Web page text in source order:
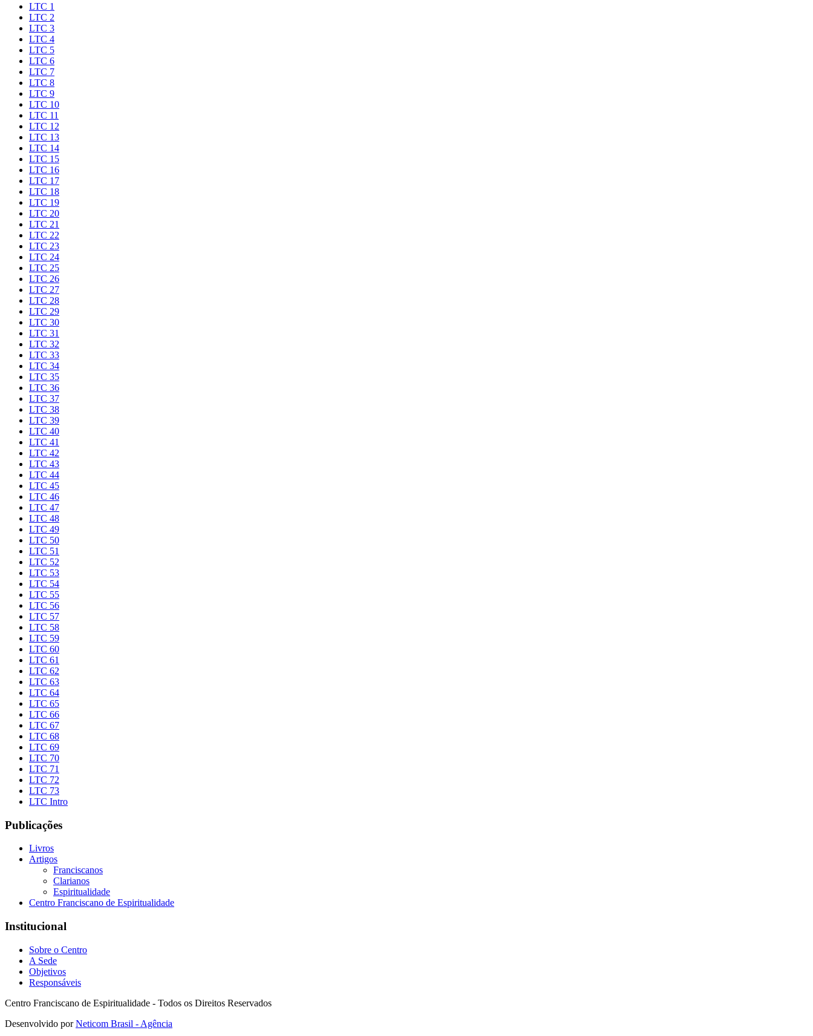
LTC 1
LTC 2
LTC 3
LTC 4
LTC 5
LTC 6
LTC 7
LTC 8
LTC 9
LTC 10
LTC 11
LTC 12
LTC 13
LTC 14
LTC 15
LTC 16
LTC 17
LTC 18
LTC 19
LTC 20
LTC 21
LTC 22
LTC 23
LTC 24
LTC 25
LTC 26
LTC 27
LTC 28
LTC 29
LTC 30
LTC 31
LTC 32
LTC 33
LTC 34
LTC 35
LTC 36
LTC 37
LTC 38
LTC 39
LTC 40
LTC 41
LTC 42
LTC 43
LTC 44
LTC 45
LTC 46
LTC 47
LTC 48
LTC 49
LTC 50
LTC 51
LTC 52
LTC 53
LTC 54
LTC 55
LTC 56
LTC 57
LTC 58
LTC 59
LTC 60
LTC 61
LTC 62
LTC 63
LTC 64
LTC 65
LTC 66
LTC 67
LTC 68
LTC 69
LTC 70
LTC 71
LTC 72
LTC 73
LTC Intro
Publicações
Livros
Artigos
Franciscanos
Clarianos
Espiritualidade
Centro Franciscano de Espiritualidade
Institucional
Sobre o Centro
A Sede
Objetivos
Responsáveis
Centro Franciscano de Espiritualidade - Todos os Direitos Reservados
Desenvolvido porNeticom Brasil - Agência